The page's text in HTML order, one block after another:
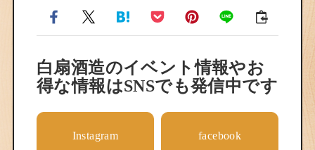
白扇酒造のイベント情報やお
得な情報はSNSでも発信中です
Instagram facebook